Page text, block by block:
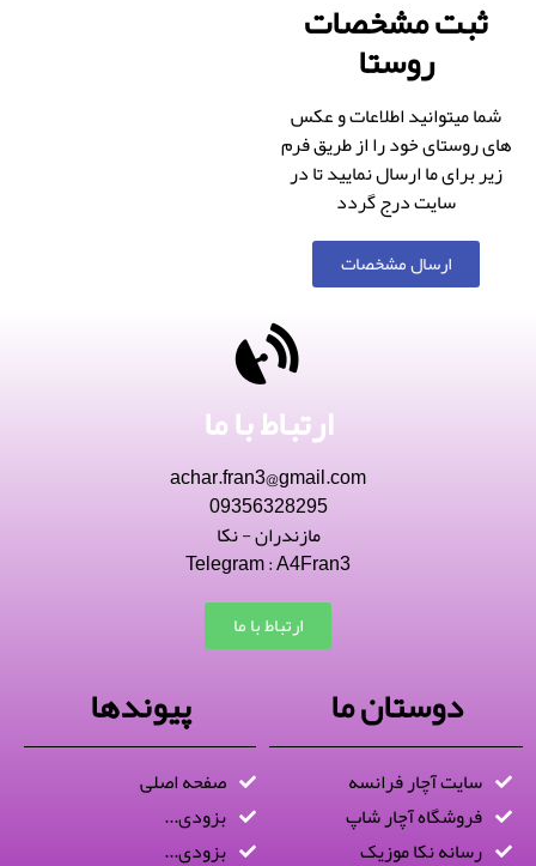
ثبت مشخصات
روستا
شما میتوانید اطلاعات و عکس
های روستای خود را از طریق فرم
زیر برای ما ارسال نمایید تا در
سایت درج گردد
ارسال مشخصات
ارتباط با ما
achar.fran3@gmail.com
09356328295
مازندران - نکا
Telegram : A4Fran3
ارتباط با ما
دوستان ما
سایت آچار فرانسه
فروشگاه آچار شاپ
رسانه نکا موزیک
پیوندها
صفحه اصلی
بزودی...
بزودی...